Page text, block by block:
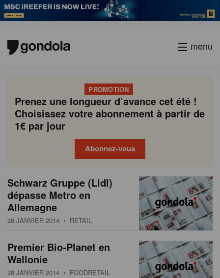
menu
PROMOTION
Prenez une longueur d’avance cet été !
Choisissez votre abonnement à partir de
1€ par jour
Abonnez-vous
N
e
w
s
Schwarz Gruppe (Lidl)
dépasse Metro en
Allemagne
28 JANVIER 2014 • RETAIL
Premier Bio-Planet en
Wallonie
28 JANVIER 2014 • FOODRETAIL
P
a
g
i
a
t
i
Previous
page
Page
Page
Page
Page
Current
page
Page
Page
Page
Page
Next
page
academy
society